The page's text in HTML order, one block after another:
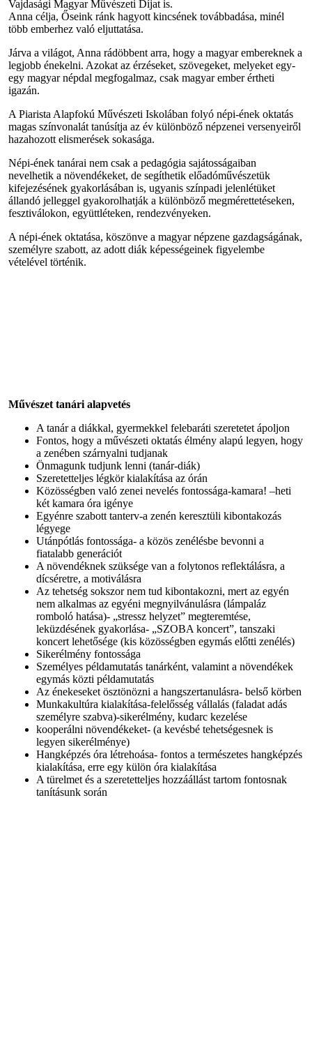
Vajdasági Magyar Művészeti Díjat is.
Anna célja, Őseink ránk hagyott kincsének továbbadása, minél
több emberhez való eljuttatása.
Járva a világot, Anna rádöbbent arra, hogy a magyar embereknek a
legjobb énekelni. Azokat az érzéseket, szövegeket, melyeket egy-
egy magyar népdal megfogalmaz, csak magyar ember értheti
igazán.
A Piarista Alapfokú Művészeti Iskolában folyó népi-ének oktatás
magas színvonalát tanúsítja az év különböző népzenei versenyeiről
hazahozott elismerések sokasága.
Népi-ének tanárai nem csak a pedagógia sajátosságaiban
nevelhetik a növendékeket, de segíthetik előadóművészetük
kifejezésének gyakorlásában is, ugyanis színpadi jelenlétüket
állandó jelleggel gyakorolhatják a különböző megmérettetéseken,
fesztiválokon, együttléteken, rendezvényeken.
A népi-ének oktatása, köszönve a magyar népzene gazdagságának,
személyre szabott, az adott diák képességeinek figyelembe
vételével történik.
Művészet tanári alapvetés
A tanár a diákkal, gyermekkel felebaráti szeretetet ápoljon
Fontos, hogy a művészeti oktatás élmény alapú legyen, hogy
a zenében szárnyalni tudjanak
Önmagunk tudjunk lenni (tanár-diák)
Szeretetteljes légkör kialakítása az órán
Közösségben való zenei nevelés fontossága-kamara! –heti
két kamara óra igénye
Egyénre szabott tanterv-a zenén keresztüli kibontakozás
légyege
Utánpótlás fontossága- a közös zenélésbe bevonni a
fiatalabb generációt
A növendéknek szüksége van a folytonos reflektálásra, a
dícséretre, a motiválásra
Az tehetség sokszor nem tud kibontakozni, mert az egyén
nem alkalmas az egyéni megnyilvánulásra (lámpaláz
romboló hatása)- „stressz helyzet” megteremtése,
leküzdésének gyakorlása- „SZOBA koncert”, tanszaki
koncert lehetősége (kis közösségben egymás előtti zenélés)
Sikerélmény fontossága
Személyes példamutatás tanárként, valamint a növendékek
egymás közti példamutatás
Az énekeseket ösztönözni a hangszertanulásra- belső körben
Munkakultúra kialakítása-felelősség vállalás (faladat adás
személyre szabva)-sikerélmény, kudarc kezelése
kooperálni növendékeket- (a kevésbé tehetségesnek is
legyen sikerélménye)
Hangképzés óra létrehoása- fontos a természetes hangképzés
kialakítása, erre egy külön óra kialakítása
A türelmet és a szeretetteljes hozzáállást tartom fontosnak
tanításunk során